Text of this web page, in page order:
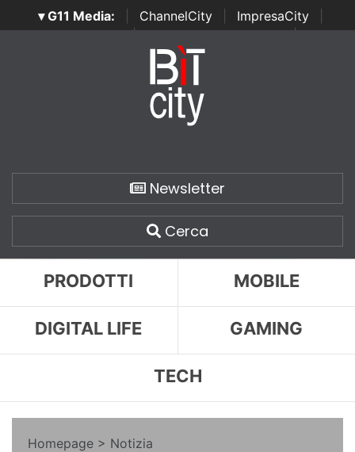
▾ G11 Media: ChannelCity ImpresaCity
SecurityOpenLab | Italian Channel Awards | Italian
Italian Security Awards
Newsletter
Cerca
PRODOTTI MOBILE
DIGITAL LIFE GAMING
TECH
Homepage > Notizia